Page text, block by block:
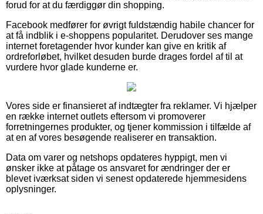
forud for at du færdiggør din shopping.
Facebook medfører for øvrigt fuldstændig habile chancer for
at få indblik i e-shoppens popularitet. Derudover ses mange
internet foretagender hvor kunder kan give en kritik af
ordreforløbet, hvilket desuden burde drages fordel af til at
vurdere hvor glade kunderne er.
Vores side er finansieret af indtægter fra reklamer. Vi hjælper
en række internet outlets eftersom vi promoverer
forretningernes produkter, og tjener kommission i tilfælde af
at en af vores besøgende realiserer en transaktion.
Data om varer og netshops opdateres hyppigt, men vi
ønsker ikke at påtage os ansvaret for ændringer der er
blevet iværksat siden vi senest opdaterede hjemmesidens
oplysninger.